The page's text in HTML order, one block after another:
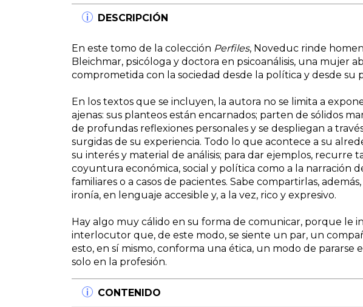
DESCRIPCIÓN
En este tomo de la colección Perfiles, Noveduc rinde
Bleichmar, psicóloga y doctora en psicoanálisis, una mujer
comprometida con la sociedad desde la política y desde su
En los textos que se incluyen, la autora no se limita a
ajenas: sus planteos están encarnados; parten de sólidos
de profundas reflexiones personales y se despliegan a
surgidas de su experiencia. Todo lo que acontece a su
su interés y material de análisis; para dar ejemplos, recurre
coyuntura económica, social y política como a la narración
familiares o a casos de pacientes. Sabe compartirlas,
ironía, en lenguaje accesible y, a la vez, rico y expresivo.
Hay algo muy cálido en su forma de comunicar, porque le
interlocutor que, de este modo, se siente un par, un
esto, en sí mismo, conforma una ética, un modo de pararse
solo en la profesión.
CONTENIDO